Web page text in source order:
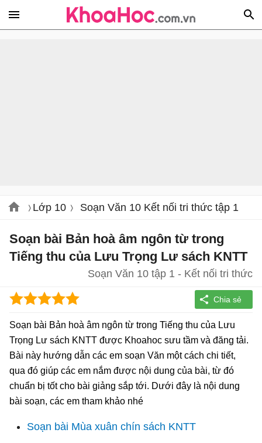
Lớp 10 Soạn Văn 10 Kết nối tri thức tập 1
Soạn bài Bản hoà âm ngôn từ trong
Tiếng thu của Lưu Trọng Lư sách KNTT
Soạn Văn 10 tập 1 - Kết nối tri thức
Soạn bài Bản hoà âm ngôn từ trong Tiếng thu của Lưu
Trọng Lư sách KNTT được Khoahoc sưu tầm và đăng tải.
Bài này hướng dẫn các em soạn Văn một cách chi tiết,
qua đó giúp các em nắm được nội dung của bài, từ đó
chuẩn bị tốt cho bài giảng sắp tới. Dưới đây là nội dung
bài soạn, các em tham khảo nhé
Soạn bài Mùa xuân chín sách KNTT